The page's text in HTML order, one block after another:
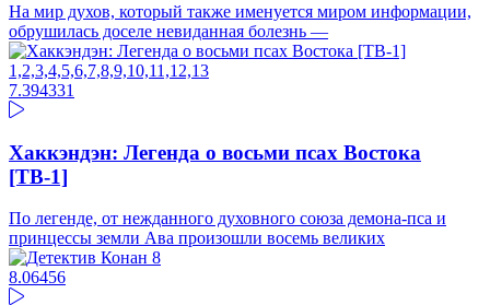
На мир духов, который также именуется миром информации,
обрушилась доселе невиданная болезнь —
1,2,3,4,5,6,7,8,9,10,11,12,13
7.394331
Хаккэндэн: Легенда о восьми псах Востока
[ТВ-1]
По легенде, от нежданного духовного союза демона-пса и
принцессы земли Ава произошли восемь великих
8.06456